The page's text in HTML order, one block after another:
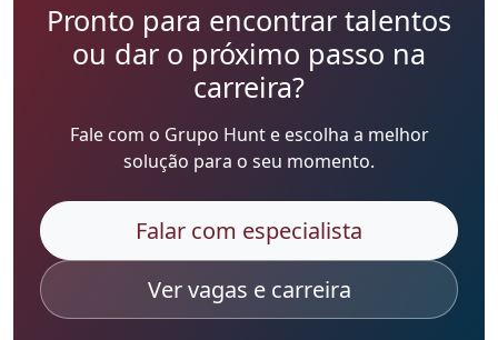
Pronto para encontrar talentos
ou dar o próximo passo na
carreira?
Fale com o Grupo Hunt e escolha a melhor
solução para o seu momento.
Falar com especialista
Ver vagas e carreira